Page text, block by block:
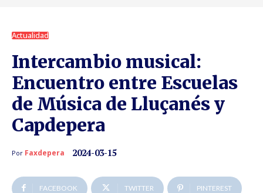
Actualidad
Intercambio musical:
Encuentro entre Escuelas
de Música de Lluçanés y
Capdepera
Por Faxdepera 2024-03-15
FACEBOOK TWITTER PINTEREST